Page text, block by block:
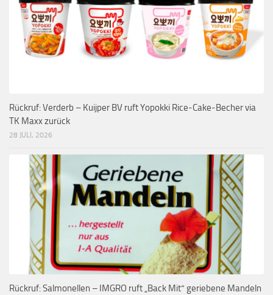
Rückruf: Verderb – Kuijper BV ruft Yopokki Rice-Cake-Becher via
TK Maxx zurück
28 JULI, 2026
Rückruf: Salmonellen – IMGRO ruft „Back Mit“ geriebene Mandeln